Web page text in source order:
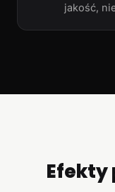
jakość,
Efekty